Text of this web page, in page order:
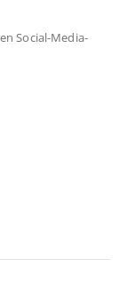
Social-Media-